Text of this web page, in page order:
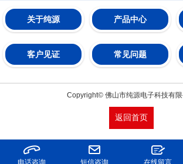
关于纯源 产品中心
客户见证 常见问题
Copyright© 佛山市纯源电子科技有限
返回首页
电话咨询 短信咨询 在线留言